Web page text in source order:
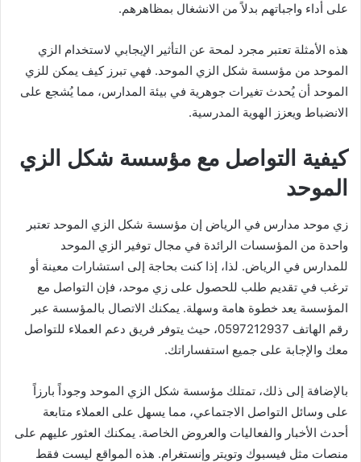
على أداء واجباتهم بدلاً من الانشغال بمظاهرهم.
هذه الأمثلة تعتبر مجرد لمحة عن التأثير الإيجابي لاستخدام الزي
الموحد من مؤسسة شكل الزي الموحد. فهي تبرز كيف يمكن للزي
الموحد أن يُحدث تغيرات جوهرية في بيئة المدارس، مما يُشجع على
الانضباط ويعزز الهوية المدرسية.
كيفية التواصل مع مؤسسة شكل الزي
الموحد
زي موحد مدارس في الرياض إن مؤسسة شكل الزي الموحد تعتبر
واحدة من المؤسسات الرائدة في مجال توفير الزي الموحد
للمدارس في الرياض. لذا، إذا كنت بحاجة إلى استشارات معينة أو
ترغب في تقديم طلب للحصول على زي موحد، فإن التواصل مع
المؤسسة يعد خطوة هامة وسهلة. يمكنك الاتصال بالمؤسسة عبر
رقم الهاتف 0597212937، حيث يتوفر فريق دعم العملاء للتواصل
معك والإجابة على جميع استفساراتك.
بالإضافة إلى ذلك، تمتلك مؤسسة شكل الزي الموحد وجوداً بارزاً
على وسائل التواصل الاجتماعي، مما يسهل على العملاء متابعة
أحدث الأخبار والفعاليات والعروض الخاصة. يمكنك العثور عليهم على
منصات مثل فيسبوك وتويتر وإنستغرام. هذه المواقع ليست فقط